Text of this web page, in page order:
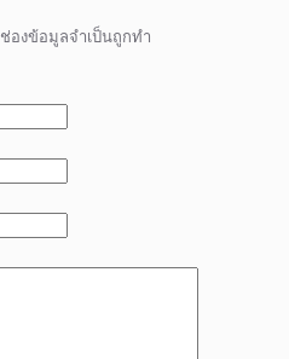
ช่องข้อมูลจำเป็นถูกทำ